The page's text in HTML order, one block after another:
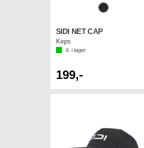
SIDI NET CAP
Keps
6 i lager
199,-